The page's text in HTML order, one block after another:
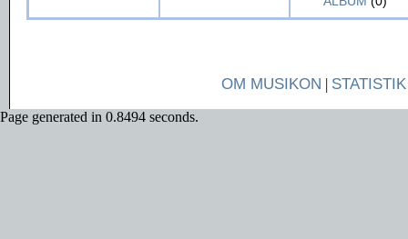
OM MUSIKON | STATISTIK
Page generated in 0.8494 seconds.